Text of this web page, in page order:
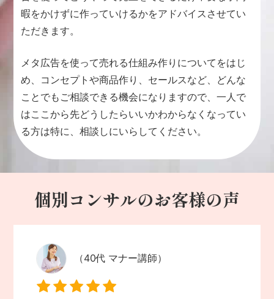
暇をかけずに作っていけるかをアドバイスさせてい
ただきます。
メタ広告を使って売れる仕組み作りについてをはじ
め、コンセプトや商品作り、セールスなど、どんな
ことでもご相談できる機会になりますので、一人で
はここから先どうしたらいいかわからなくなってい
る方は特に、相談しにいらしてください。
個別コンサルのお客様の声
（40代 マナー講師）